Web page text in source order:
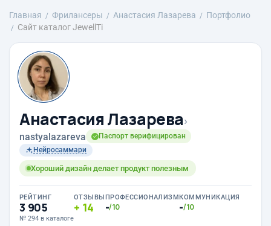
Главная Фрилансеры Анастасия Лазарева
Портфолио
Сайт каталог JewellTi
Анастасия Лазарева›
nastyalazareva
Паспорт верифицирован
Нейросаммари
Хороший дизайн делает продукт полезным
РЕЙТИНГ
3 905
№ 294 в каталоге
ОТЗЫВЫ
14
ПРОФЕССИОНАЛИЗМ
-/10
КОММУНИКАЦИЯ
-/10